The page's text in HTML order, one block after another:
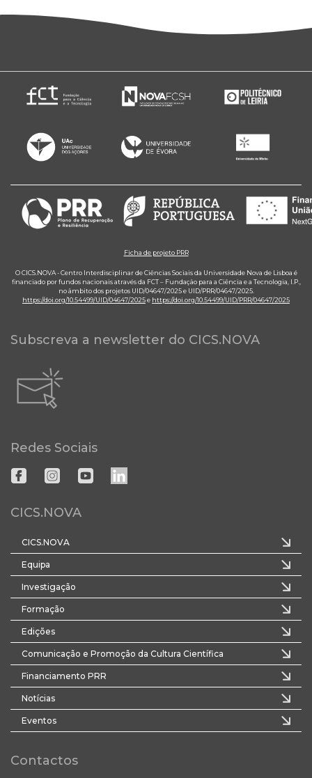
Ficha de projeto PRR
O CICS.NOVA - Centro Interdisciplinar de Ciências Sociais da Universidade Nova de Lisboa é
financiado por fundos nacionais através da FCT – Fundação para a Ciência e a Tecnologia, I.P.,
no âmbito dos projetos UID/04647/2025 e UID/PRR/04647/2025.
https://doi.org/10.54499/UID/04647/2025e https://doi.org/10.54499/UID/PRR/04647/2025
Subscreva a newsletter do CICS.NOVA
Redes Sociais
CICS.NOVA
CICS.NOVA
Equipa
Investigação
Formação
Edições
Comunicação e Promoção da Cultura Científica
Financiamento PRR
Notícias
Eventos
Contactos